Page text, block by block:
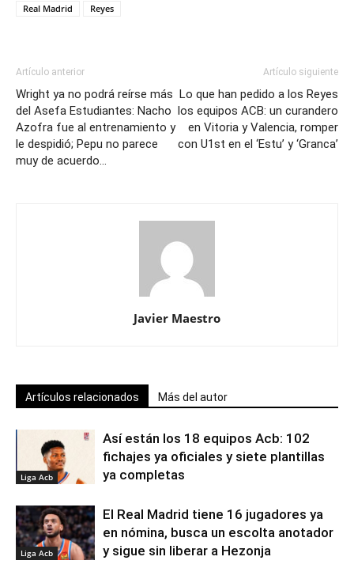
Real Madrid
Reyes
Artículo anterior
Wright ya no podrá reírse más
del Asefa Estudiantes: Nacho
Azofra fue al entrenamiento y
le despidió; Pepu no parece
muy de acuerdo…
Artículo siguiente
Lo que han pedido a los Reyes
los equipos ACB: un curandero
en Vitoria y Valencia, romper
con U1st en el ‘Estu’ y ‘Granca’
Javier Maestro
Artículos relacionados Más del autor
Liga Acb
Así están los 18 equipos Acb: 102
fichajes ya oficiales y siete plantillas
ya completas
Liga Acb
El Real Madrid tiene 16 jugadores ya
en nómina, busca un escolta anotador
y sigue sin liberar a Hezonja